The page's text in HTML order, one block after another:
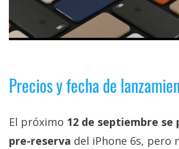
Precios y fecha de
El próximo 12 de septiembre se
pre-reserva del iPhone 6s, pero